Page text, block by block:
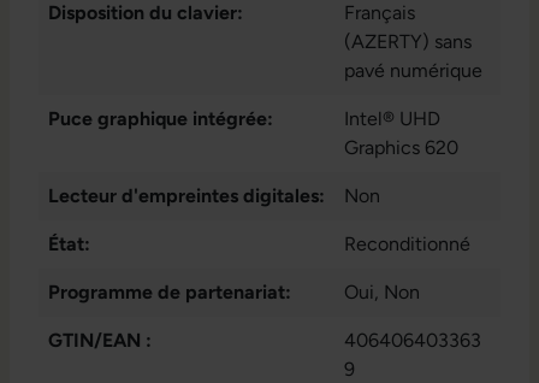
carte SD
3.1 Gen 1 Type A
Disposition du clavier:
Français
(AZERTY) sans
pavé numérique
Puce graphique intégrée:
Intel® UHD
Graphics 620
Lecteur d'empreintes digitales: Non
État: Reconditionné
Programme de partenariat: Oui, Non
GTIN/EAN :
406406403363
9